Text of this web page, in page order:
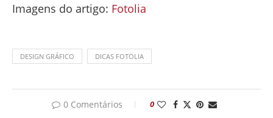
Imagens do artigo: Fotolia
DESIGN GRÁFICO DICAS FOTOLIA
0 Comentários 0